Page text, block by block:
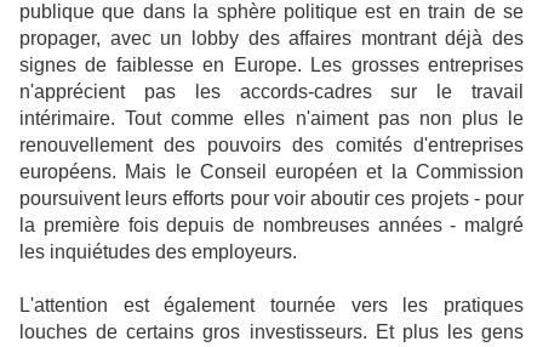
publique que dans la sphère politique est en train de se
propager, avec un lobby des affaires montrant déjà des
signes de faiblesse en Europe. Les grosses entreprises
n'apprécient pas les accords-cadres sur le travail
intérimaire. Tout comme elles n'aiment pas non plus le
renouvellement des pouvoirs des comités d'entreprises
européens. Mais le Conseil européen et la Commission
poursuivent leurs efforts pour voir aboutir ces projets - pour
la première fois depuis de nombreuses années - malgré
les inquiétudes des employeurs.
L'attention est également tournée vers les pratiques
louches de certains gros investisseurs. Et plus les gens